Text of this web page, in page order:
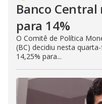
Banco Central
para 14%
O Comitê de Política
(BC) decidiu nesta
14,25% para...